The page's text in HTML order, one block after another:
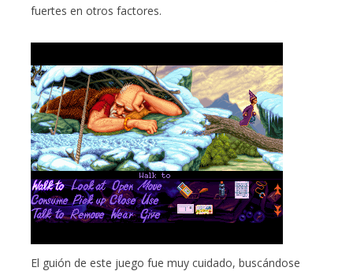
fuertes en otros factores.
El guión de este juego fue muy cuidado, buscándose